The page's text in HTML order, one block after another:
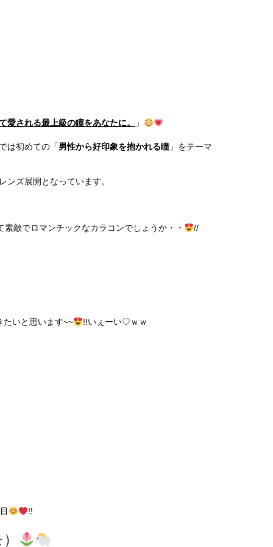
される最上級の瞳をあなたに。 」
は初めての「男性から好印象を抱かれる瞳 」をテーマ
ズ展開となっています。
敵でロマンチックなカラコンでしょうか・・ //
たいと思います~~ !!いぇーい♡ｗｗ
!!